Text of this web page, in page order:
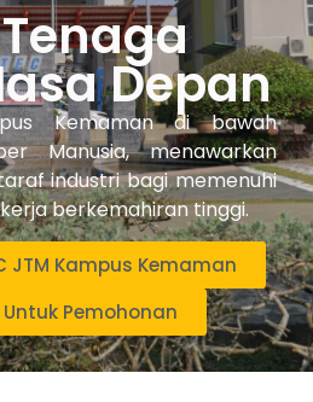
Depan
Kemaman di bawah
Manusia, menawarkan
industri bagi memenuhi
berkemahiran tinggi.
JTM Kampus Kemaman
Untuk Pemohonan